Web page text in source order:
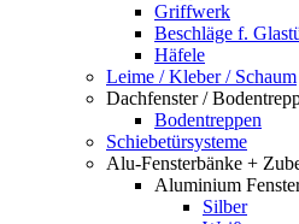
Griffwerk
Beschläge f.
Häfele
Leime / Kleber / Schaum
Dachfenster /
Bodentreppen
Schiebetürsysteme
Alu-Fensterbänke +
Aluminium
Silber